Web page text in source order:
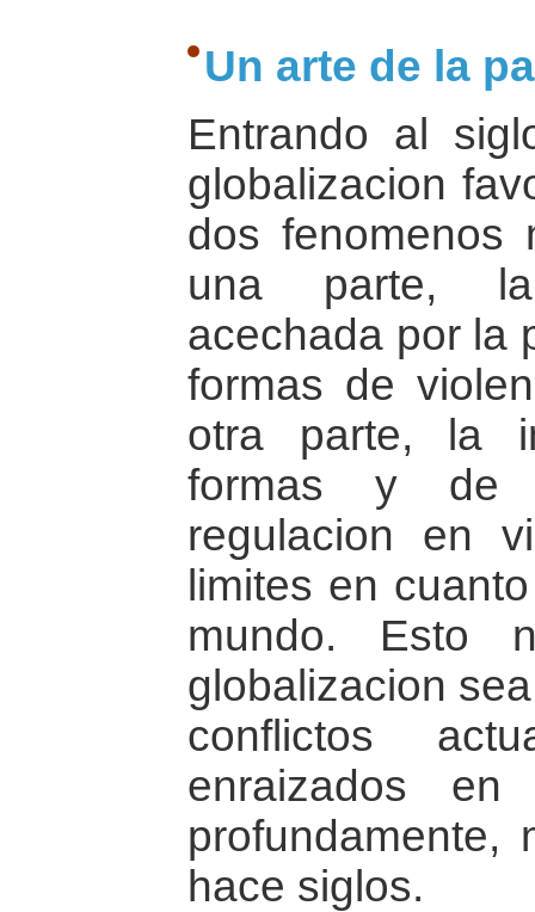
Un arte de la
Entrando al
globalizacion
dos fenomenos
una parte,
acechada por la
formas de
otra parte, la
formas y de
regulacion en
limites en
mundo. Esto
globalizacion
conflictos
enraizados en
profundamente,
hace siglos.